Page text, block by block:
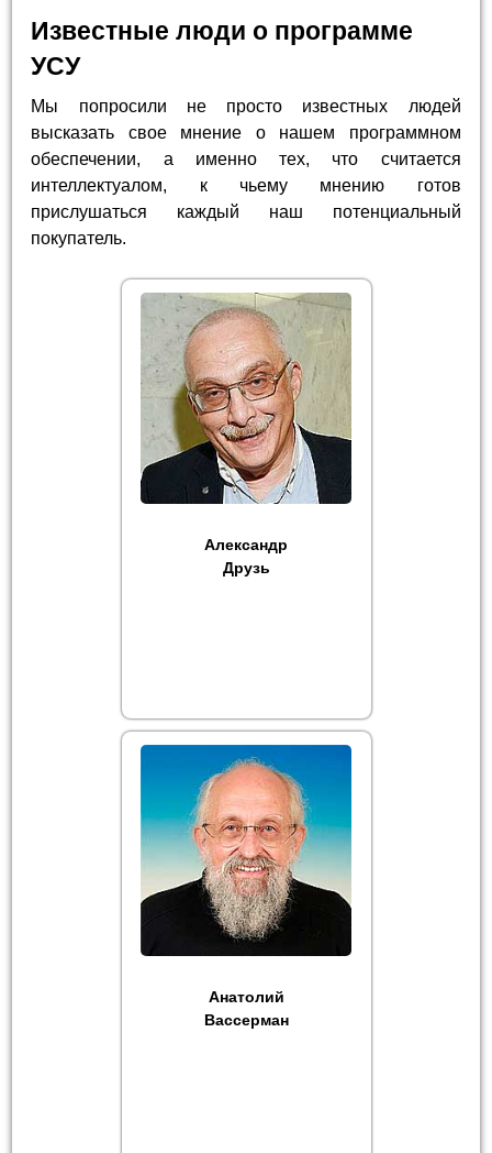
Известные люди о программе
УСУ
Мы попросили не просто известных людей
высказать свое мнение о нашем программном
обеспечении, а именно тех, что считается
интеллектуалом, к чьему мнению готов
прислушаться каждый наш потенциальный
покупатель.
Александр
Друзь
Анатолий
Вассерман